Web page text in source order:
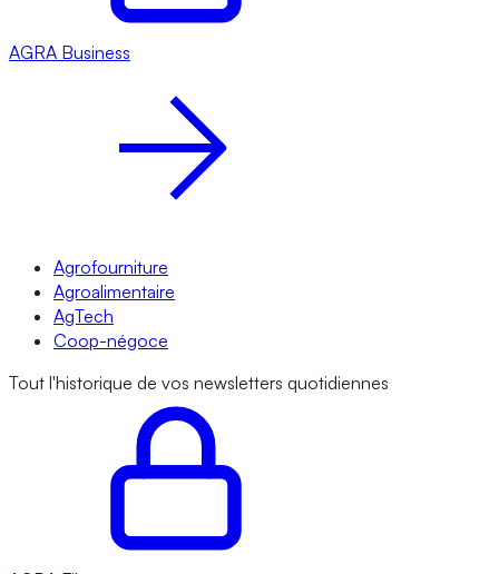
AGRA Business
Agrofourniture
Agroalimentaire
AgTech
Coop-négoce
Tout l'historique de vos newsletters quotidiennes